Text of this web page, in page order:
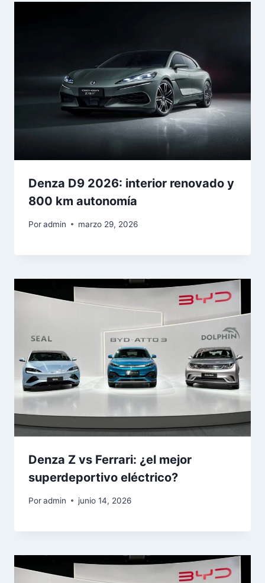
Denza D9 2026: interior renovado y
800 km autonomía
Poradmin marzo 29, 2026
Denza Z vs Ferrari: ¿el mejor
superdeportivo eléctrico?
Poradmin junio 14, 2026